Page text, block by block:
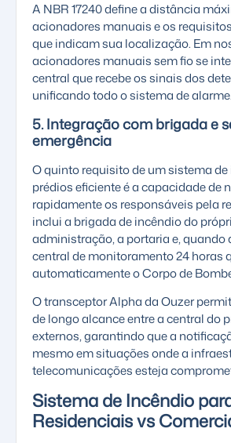
A NBR 17240 define a distância
acionadores manuais e os
que indicam sua localização. Em
acionadores manuais sem fio se
central que recebe os sinais dos
unificando todo o sistema de alarme.
5. Integração com brigada e
emergência
O quinto requisito de um sistema
prédios eficiente é a capacidade de
rapidamente os responsáveis pela
inclui a brigada de incêndio do
administração, a portaria e, quando
central de monitoramento 24 horas
automaticamente o Corpo de
Otransceptor Alphada Ouzer
de longo alcance entre a central do
externos, garantindo que a
mesmo em situações onde a
telecomunicações esteja
Sistema de Incêndio
Residenciais vs